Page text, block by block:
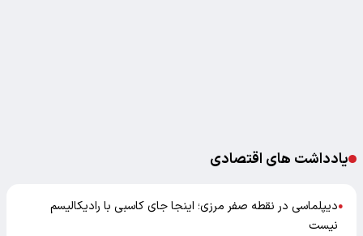
یادداشت های اقتصادی
●دیپلماسی در نقطه صفر مرزی؛ اینجا جای کاسبی با رادیکالیسم
نیست